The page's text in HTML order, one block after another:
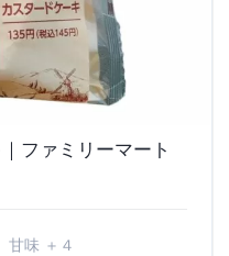
ファミリーマート
甘味 ＋４